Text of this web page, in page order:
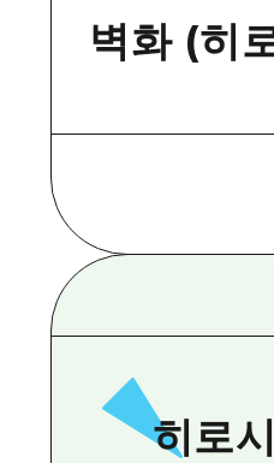
벽화 (히
히로